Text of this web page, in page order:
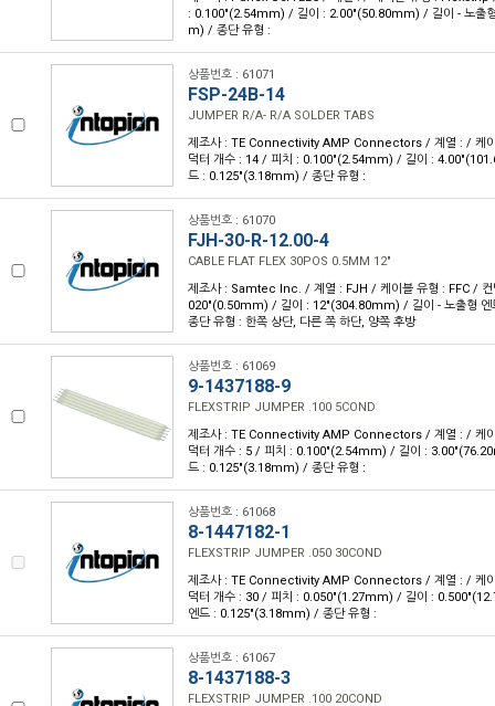
: 0.100"(2.54mm) / 길이 : 2.00"(50.80mm) / 길이 - 노출
m) / 종단 유형 :
상품번호 : 61071
FSP-24B-14
JUMPER R/A- R/A SOLDER TABS
제조사 : TE Connectivity AMP Connectors / 계열 : / 케
덕터 개수 : 14 / 피치 : 0.100"(2.54mm) / 길이 :
드 : 0.125"(3.18mm) / 종단 유형 :
상품번호 : 61070
FJH-30-R-12.00-4
CABLE FLAT FLEX 30POS 0.5MM 12"
제조사 : Samtec Inc. / 계열 : FJH / 케이블 유형 : FFC / 컨
020"(0.50mm) / 길이 : 12"(304.80mm) / 길이 - 노출형
종단 유형 : 한쪽 상단, 다른 쪽 하단, 양쪽 후방
상품번호 : 61069
9-1437188-9
FLEXSTRIP JUMPER .100 5COND
제조사 : TE Connectivity AMP Connectors / 계열 : / 케
덕터 개수 : 5 / 피치 : 0.100"(2.54mm) / 길이 :
드 : 0.125"(3.18mm) / 종단 유형 :
상품번호 : 61068
8-1447182-1
FLEXSTRIP JUMPER .050 30COND
제조사 : TE Connectivity AMP Connectors / 계열 : / 케
덕터 개수 : 30 / 피치 : 0.050"(1.27mm) / 길이 :
엔드 : 0.125"(3.18mm) / 종단 유형 :
상품번호 : 61067
8-1437188-3
FLEXSTRIP JUMPER .100 20COND